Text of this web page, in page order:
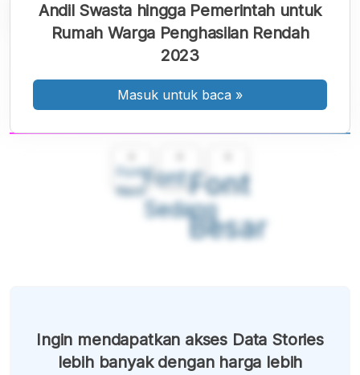
Font
Kecil
Font
Sedang
Font
Besar
Andil Swasta hingga Pemerintah untuk
Rumah Warga Penghasilan Rendah
2023
Masuk untuk baca »
Ingin mendapatkan akses Data Stories
lebih banyak dengan harga lebih